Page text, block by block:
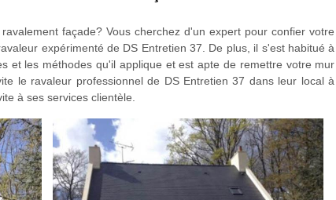
façade? Vous cherchez d'un expert pour confier votre
expérimenté de DS Entretien 37. De plus, il s'est habitué à
et les méthodes qu'il applique et est apte de remettre votre mur
le ravaleur professionnel de DS Entretien 37 dans leur local à
à ses services clientèle.